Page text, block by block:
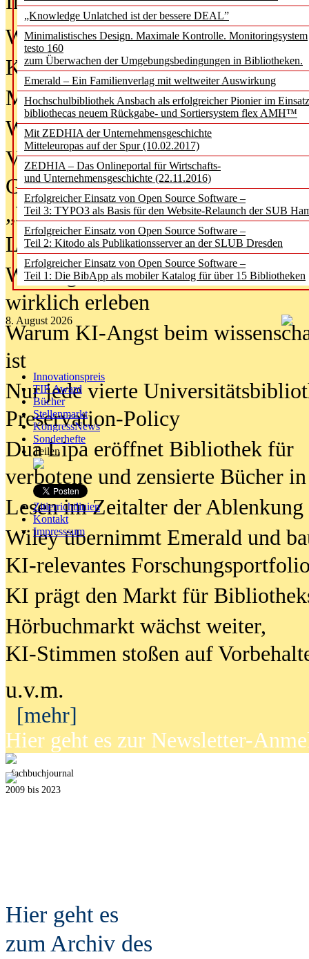
„Knowledge Unlatched ist der bessere DEAL”
Minimalistisches Design. Maximale Kontrolle. Monitoringsystem
testo 160
zum Überwachen der Umgebungsbedingungen in Bibliotheken.
Emerald – Ein Familienverlag mit weltweiter Auswirkung
Hochschulbibliothek Ansbach als erfolgreicher Pionier im
bibliothecas neuem Rückgabe- und Sortiersystem flex AMH™
Mit ZEDHIA der Unternehmensgeschichte
Mitteleuropas auf der Spur (10.02.2017)
ZEDHIA – Das Onlineportal für Wirtschafts-
und Unternehmensgeschichte (22.11.2016)
Erfolgreicher Einsatz von Open Source Software –
Teil 3: TYPO3 als Basis für den Website-Relaunch der SUB
Erfolgreicher Einsatz von Open Source Software –
Teil 2: Kitodo als Publikationsserver an der SLUB Dresden
Erfolgreicher Einsatz von Open Source Software –
Teil 1: Die BibApp als mobiler Katalog für über 15 Bibliotheken
8. August 2026
Innovationspreis
TIP Award
Bücher
Stellenmarkt
KongressNews
Sonderhefte
Teilen
Zitierrichtlinien
Kontakt
Impresssum
Was Hochschul­bibliotheken von
Kinder in der digitalen Welt
Metadaten als Infrastruktur
Wenn Bots katalogisieren
Von Abschlusskleidern bis
Geisterjagd-Ausrüstung in der
„Library of Things“ unterwegs
Lesen als Infrastrukturaufgabe
Wie Jugendliche Social Media
wirklich erleben
Warum KI-Angst beim
ist
Nur jede vierte
Preservation-Policy
Dua Lipa eröffnet Bibliothek für
verbotene und zensierte Bücher
Lesen im Zeitalter der Ablenkung
Wiley übernimmt Emerald und
KI-relevantes
KI prägt den Markt für
Hörbuchmarkt wächst weiter,
KI-Stimmen stoßen auf
u.v.m.
[mehr]
Hier geht es zur Newsletter-
fachbuchjournal
2009 bis 2023
Hier geht es
zum Archiv des